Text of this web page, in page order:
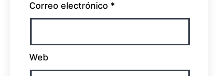
Correo electrónico *
Web